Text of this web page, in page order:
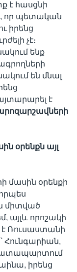
է հասցնի
որ պետական
իրենց
չէ։
ենք
են մնալ
է
օրենքն այլ
մասին օրենքի
որպես
միտված
այլև որոշակի
է Ռուսաստանի
Հունգարիան,
իրենց